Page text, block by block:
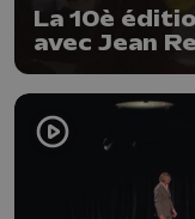
La 10è
avec Jean